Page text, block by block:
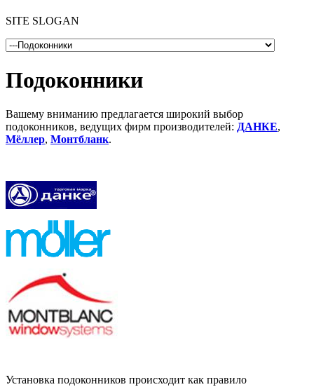
SITE SLOGAN
Подоконники
Вашему вниманию предлагается широкий выбор
подоконников, ведущих фирм производителей: ДАНКЕ,
Mёллер, Монтбланк.
Установка подоконников происходит как правило